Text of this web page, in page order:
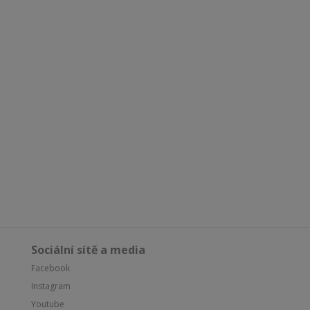
Sociální sítě a media
Facebook
Instagram
Youtube